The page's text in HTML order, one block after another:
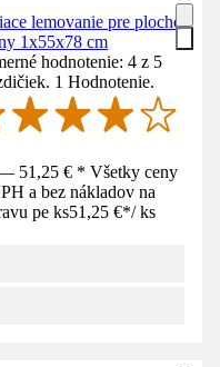
lemovanie pre ploché
1x55x78 cm
hodnotenie: 4 z 5
1 Hodnotenie.
51,25 € * Všetky ceny
a bez nákladov na
pe ks51,25 €*/ ks